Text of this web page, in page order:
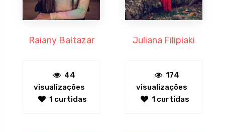
Raiany Baltazar
44
visualizações
1 curtidas
Juliana Filipiaki
174
visualizações
1 curtidas